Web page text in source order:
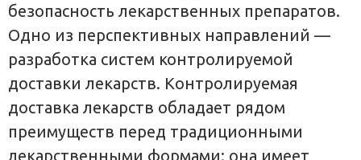
безопасность лекарственных препаратов.
Одно из перспективных направлений —
разработка систем контролируемой
доставки лекарств. Контролируемая
доставка лекарств обладает рядом
преимуществ перед традиционными
лекарственными формами: она имеет